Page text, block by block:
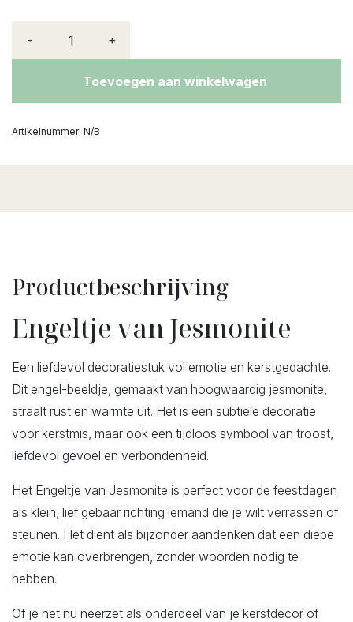
- +
Toevoegen aan winkelwagen
Artikelnummer: N/B
Productbeschrijving
Engeltje van Jesmonite
Een liefdevol decoratiestuk vol emotie en kerstgedachte.
Dit engel-beeldje, gemaakt van hoogwaardig jesmonite,
straalt rust en warmte uit. Het is een subtiele decoratie
voor kerstmis, maar ook een tijdloos symbool van troost,
liefdevol gevoel en verbondenheid.
Het Engeltje van Jesmonite is perfect voor de feestdagen
als klein, lief gebaar richting iemand die je wilt verrassen of
steunen. Het dient als bijzonder aandenken dat een diepe
emotie kan overbrengen, zonder woorden nodig te
hebben.
Of je het nu neerzet als onderdeel van je kerstdecor of